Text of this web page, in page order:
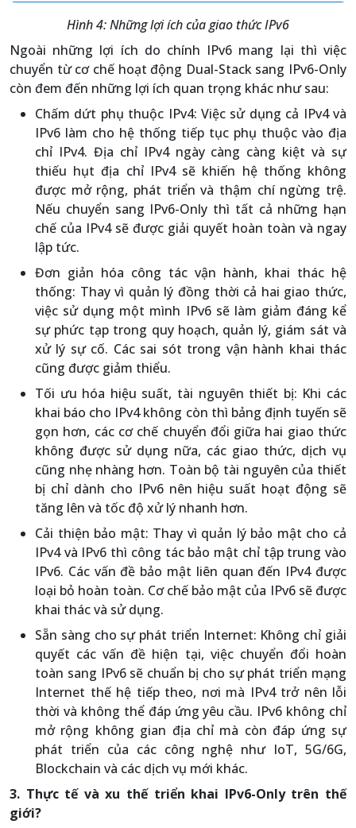
Hình 4: Những lợi ích của giao thức IPv6
Ngoài những lợi ích do chính IPv6 mang lại thì việc
chuyển từ cơ chế hoạt động Dual-Stack sang IPv6-Only
còn đem đến những lợi ích quan trọng khác như sau:
Chấm dứt phụ thuộc IPv4: Việc sử dụng cả IPv4 và
IPv6 làm cho hệ thống tiếp tục phụ thuộc vào địa
chỉ IPv4. Địa chỉ IPv4 ngày càng càng kiệt và sự
thiếu hụt địa chỉ IPv4 sẽ khiến hệ thống không
được mở rộng, phát triển và thậm chí ngừng trệ.
Nếu chuyển sang IPv6-Only thì tất cả những hạn
chế của IPv4 sẽ được giải quyết hoàn toàn và ngay
lập tức.
Đơn giản hóa công tác vận hành, khai thác hệ
thống: Thay vì quản lý đồng thời cả hai giao thức,
việc sử dụng một mình IPv6 sẽ làm giảm đáng kể
sự phức tạp trong quy hoạch, quản lý, giám sát và
xử lý sự cố. Các sai sót trong vận hành khai thác
cũng được giảm thiểu.
Tối ưu hóa hiệu suất, tài nguyên thiết bị: Khi các
khai báo cho IPv4 không còn thì bảng định tuyến sẽ
gọn hơn, các cơ chế chuyển đổi giữa hai giao thức
không được sử dụng nữa, các giao thức, dịch vụ
cũng nhẹ nhàng hơn. Toàn bộ tài nguyên của thiết
bị chỉ dành cho IPv6 nên hiệu suất hoạt động sẽ
tăng lên và tốc độ xử lý nhanh hơn.
Cải thiện bảo mật: Thay vì quản lý bảo mật cho cả
IPv4 và IPv6 thì công tác bảo mật chỉ tập trung vào
IPv6. Các vấn đề bảo mật liên quan đến IPv4 được
loại bỏ hoàn toàn. Cơ chế bảo mật của IPv6 sẽ được
khai thác và sử dụng.
Sẵn sàng cho sự phát triển Internet: Không chỉ giải
quyết các vấn đề hiện tại, việc chuyển đổi hoàn
toàn sang IPv6 sẽ chuẩn bị cho sự phát triển mạng
Internet thế hệ tiếp theo, nơi mà IPv4 trở nên lỗi
thời và không thể đáp ứng yêu cầu. IPv6 không chỉ
mở rộng không gian địa chỉ mà còn đáp ứng sự
phát triển của các công nghệ như IoT, 5G/6G,
Blockchain và các dịch vụ mới khác.
3. Thực tế và xu thế triển khai IPv6-Only trên thế
giới?